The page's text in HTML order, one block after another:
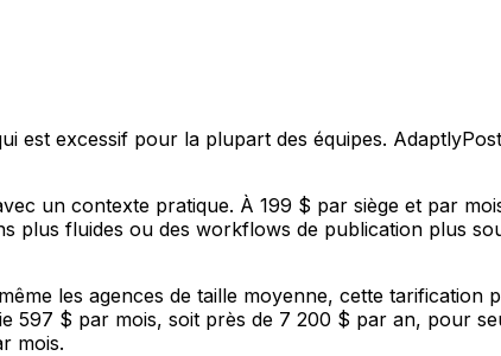
est excessif pour la plupart des équipes.
un contexte pratique. À 199 $ par siège et par
plus fluides ou des workflows de publication plus
les agences de taille moyenne, cette
597 $ par mois, soit près de 7 200 $ par an, pour
mois.